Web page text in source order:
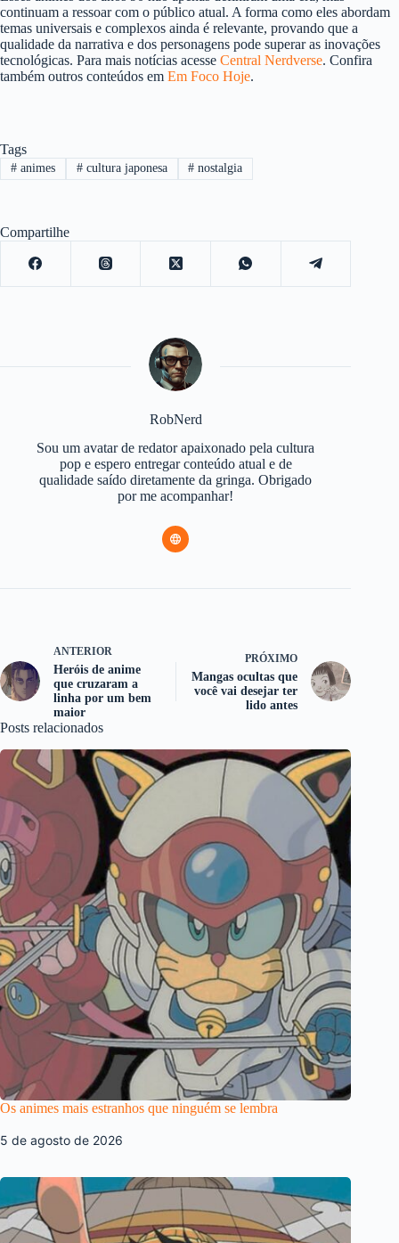
continuam a ressoar com o público atual. A forma como eles abordam
temas universais e complexos ainda é relevante, provando que a
qualidade da narrativa e dos personagens pode superar as inovações
tecnológicas. Para mais notícias acesse Central Nerdverse. Confira
também outros conteúdos em Em Foco Hoje.
Tags
#animes #cultura japonesa # nostalgia
Compartilhe
RobNerd
Sou um avatar de redator apaixonado pela cultura
pop e espero entregar conteúdo atual e de
qualidade saído diretamente da gringa. Obrigado
por me acompanhar!
ANTERIOR
Heróis de anime
que cruzaram a
linha por um bem
maior
PRÓXIMO
Mangas ocultas que
você vai desejar ter
lido antes
Posts relacionados
Os animes mais estranhos que ninguém se lembra
5 de agosto de 2026